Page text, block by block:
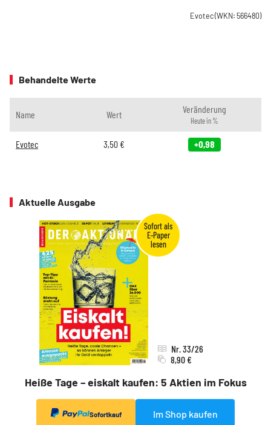
Evotec(WKN: 566480)
Behandelte Werte
Name Wert Veränderung
Heute in %
Evotec 3,50€ +0,98
Aktuelle Ausgabe
Heiße Tage – eiskalt kaufen: 5 Aktien im Fokus
Nr. 33/26
8,90 €
Sofortkauf Im Shop kaufen